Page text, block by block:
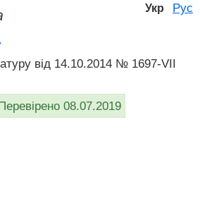
Укр Рус
від 14.10.2014 № 1697-VII
08.07.2019